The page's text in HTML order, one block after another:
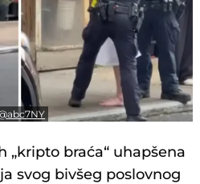
„kripto braća“ uhapšena
svog bivšeg poslovnog